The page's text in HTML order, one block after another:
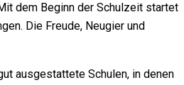
dem Beginn der Schulzeit startet
Die Freude, Neugier und
ausgestattete Schulen, in denen